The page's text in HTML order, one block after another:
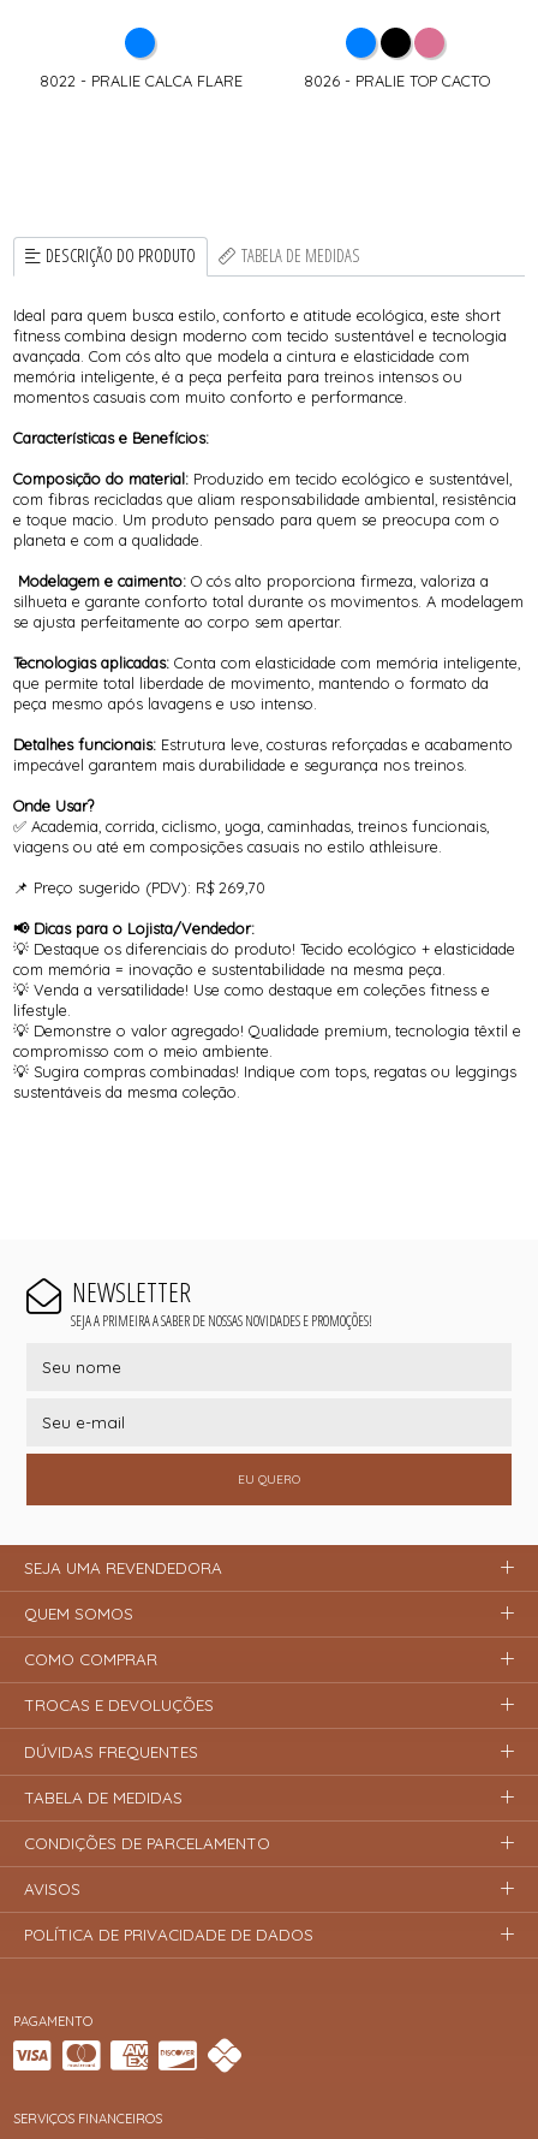
8022 - PRALIE CALCA FLARE 8026 - PRALIE TOP CACTO
DESCRIÇÃO DO PRODUTO TABELA DE MEDIDAS
Ideal para quem busca estilo, conforto e atitude ecológica, este short
fitness combina design moderno com tecido sustentável e tecnologia
avançada. Com cós alto que modela a cintura e elasticidade com
memória inteligente, é a peça perfeita para treinos intensos ou
momentos casuais com muito conforto e performance.
Características e Benefícios:
Composição do material: Produzido em tecido ecológico e sustentável,
com fibras recicladas que aliam responsabilidade ambiental, resistência
e toque macio. Um produto pensado para quem se preocupa com o
planeta e com a qualidade.
Modelagem e caimento: O cós alto proporciona firmeza, valoriza a
silhueta e garante conforto total durante os movimentos. A modelagem
se ajusta perfeitamente ao corpo sem apertar.
Tecnologias aplicadas: Conta com elasticidade com memória inteligente,
que permite total liberdade de movimento, mantendo o formato da
peça mesmo após lavagens e uso intenso.
Detalhes funcionais: Estrutura leve, costuras reforçadas e acabamento
impecável garantem mais durabilidade e segurança nos treinos.
Onde Usar?
✅ Academia, corrida, ciclismo, yoga, caminhadas, treinos funcionais,
viagens ou até em composições casuais no estilo athleisure.
📌 Preço sugerido (PDV): R$ 269,70
📢 Dicas para o Lojista/Vendedor:
💡 Destaque os diferenciais do produto! Tecido ecológico + elasticidade
com memória = inovação e sustentabilidade na mesma peça.
💡 Venda a versatilidade! Use como destaque em coleções fitness e
lifestyle.
💡 Demonstre o valor agregado! Qualidade premium, tecnologia têxtil e
compromisso com o meio ambiente.
💡 Sugira compras combinadas! Indique com tops, regatas ou leggings
sustentáveis da mesma coleção.
NEWSLETTER
SEJA A PRIMEIRA A SABER DE NOSSAS NOVIDADES E PROMOÇÕES!
EU QUERO
PAGAMENTO
SERVIÇOS FINANCEIROS
SEJA UMA REVENDEDORA
QUEM SOMOS
COMO COMPRAR
TROCAS E DEVOLUÇÕES
DÚVIDAS FREQUENTES
TABELA DE MEDIDAS
CONDIÇÕES DE PARCELAMENTO
AVISOS
POLÍTICA DE PRIVACIDADE DE DADOS